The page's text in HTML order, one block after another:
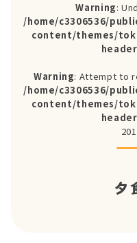
Warning:
/home/c3306536/
content/themes/
Warning: Attempt to
/home/c3306536/
content/themes/
夕